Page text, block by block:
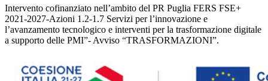
Intervento cofinanziato nell’ambito del PR Puglia FERS FSE+
2021-2027-Azioni 1.2-1.7 Servizi per l’innovazione e
l’avanzamento tecnologico e interventi per la trasformazione digitale
a supporto delle PMI”- Avviso “TRASFORMAZIONI”.